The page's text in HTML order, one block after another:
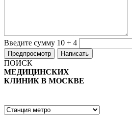
Введите сумму 10 + 4
ПОИСК
МЕДИЦИНСКИХ
КЛИНИК В МОСКВЕ